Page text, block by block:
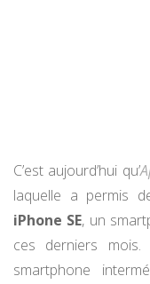
C’est aujourd’hui qu’
laquelle a permis
iPhone SE, un
ces derniers
smartphone